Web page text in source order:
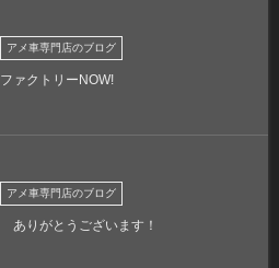
アメ車専門店のブログ
ファクトリーNOW!
アメ車専門店のブログ
ありがとうございます！